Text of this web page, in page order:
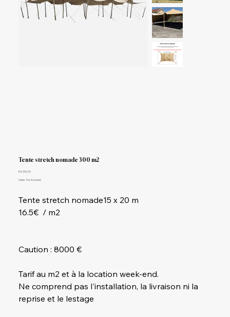
Tente stretch nomade 300 m2
Price
€4,950.00
Sales Tax Included
Tente stretch nomade15 x 20 m
16.5€ / m2
Caution : 8000 €
Tarif au m2 et à la location week-end.
Ne comprend pas l'installation, la livraison ni la
reprise et le lestage